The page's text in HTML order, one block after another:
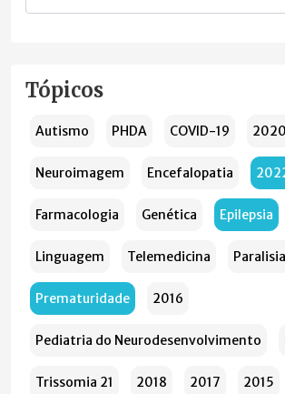
Tópicos
Autismo PHDA COVID-19 2020
Neuroimagem Encefalopatia
Farmacologia Genética Epilepsia
Linguagem Telemedicina
Prematuridade 2016
Pediatria do Neurodesenvolvimento
Trissomia 21 2018 2017 2015